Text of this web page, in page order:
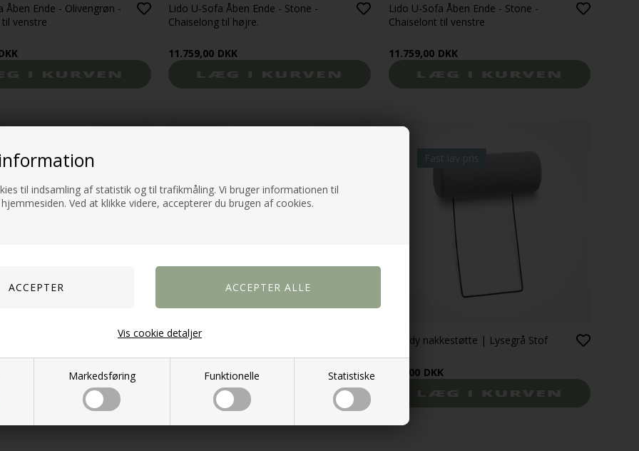
til indsamling af statistik og til trafikmåling. Vi bruger informationen til
Ved at klikke videre, accepterer du brugen af cookies.
Markedsføring Funktionelle Statistiske
Vis cookie detaljer
Åben Ende - Olivengrøn -
venstre
Lido U-Sofa Åben Ende - Stone -
Chaiselong til højre.
11.759,00 DKK
Lido U-Sofa Åben Ende - Stone -
Chaiselont til venstre
11.759,00 DKK
lav pris
Wendy nakkestøtte | Grøn Stof
DKK
Fast lav pris
Wendy nakkestøtte | Lysegrå Stof
669,00 DKK